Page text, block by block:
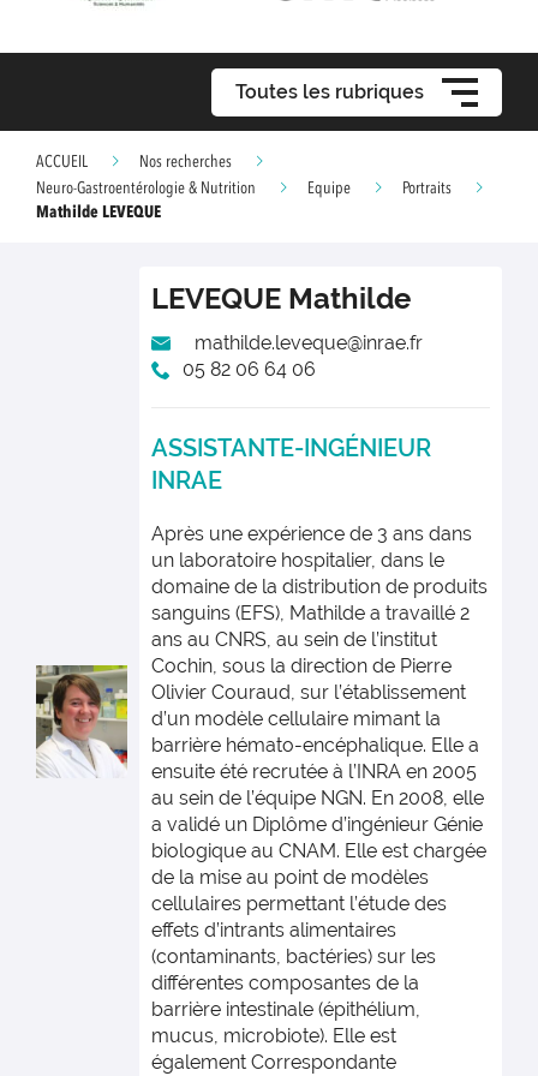
Toutes les rubriques
ACCUEIL
Nos recherches
Neuro-Gastroentérologie & Nutrition
Equipe
Portraits
Mathilde LEVEQUE
LEVEQUE Mathilde
mathilde.leveque@inrae.fr
05 82 06 64 06
ASSISTANTE-INGÉNIEUR
INRAE
Après une expérience de 3 ans dans
un laboratoire hospitalier, dans le
domaine de la distribution de produits
sanguins (EFS), Mathilde a travaillé 2
ans au CNRS, au sein de l’institut
Cochin, sous la direction de Pierre
Olivier Couraud, sur l’établissement
d’un modèle cellulaire mimant la
barrière hémato-encéphalique. Elle a
ensuite été recrutée à l’INRA en 2005
au sein de l’équipe NGN. En 2008, elle
a validé un Diplôme d’ingénieur Génie
biologique au CNAM. Elle est chargée
de la mise au point de modèles
cellulaires permettant l’étude des
effets d’intrants alimentaires
(contaminants, bactéries) sur les
différentes composantes de la
barrière intestinale (épithélium,
mucus, microbiote). Elle est
également Correspondante